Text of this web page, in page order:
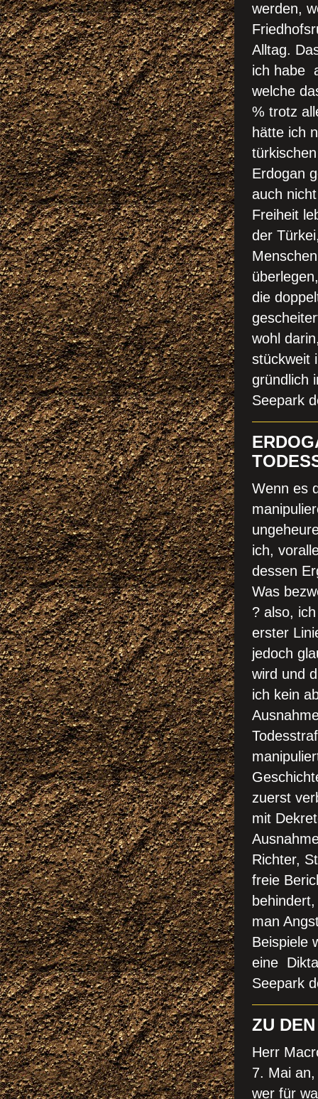
werden,
Alltag.
ich habe
welche
% trotz
hätte ich
Erdogan
auch
Freiheit
der
die
wohl
stückweit
gründlich
Seepark
Wenn es
ich,
dessen
Was
? also,
erster
jedoch
wird und
ich kein
zuerst
mit
Richter,
freie
man
Beispiele
eine
Seepark
ZU
Herr
7. Mai
wer für